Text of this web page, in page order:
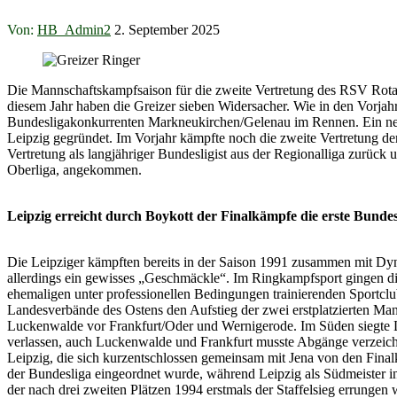
Von: HB_Admin2 2. September 2025
Die Mannschaftskampfsaison für die zweite Vertretung des RSV
diesem Jahr haben die Greizer sieben Widersacher. Wie in den
Bundesligakonkurrenten Markneukirchen/Gelenau im Rennen. Ein
Leipzig gegründet. Im Vorjahr kämpfte noch die zweite Vertretung
Vertretung als langjähriger Bundesligist aus der Regionalliga
Oberliga, angekommen.
Leipzig erreicht durch Boykott der Finalkämpfe die erste
Die Leipziger kämpften bereits in der Saison 1991 zusammen mit
allerdings ein gewisses „Geschmäckle“. Im Ringkampfsport gingen
ehemaligen unter professionellen Bedingungen trainierenden
Landesverbände des Ostens den Aufstieg der zwei erstplatzierten
Luckenwalde vor Frankfurt/Oder und Wernigerode. Im Süden
verlassen, auch Luckenwalde und Frankfurt musste Abgänge
Leipzig, die sich kurzentschlossen gemeinsam mit Jena von den
der Bundesliga eingeordnet wurde, während Leipzig als
der nach drei zweiten Plätzen 1994 erstmals der Staffelsieg errungen